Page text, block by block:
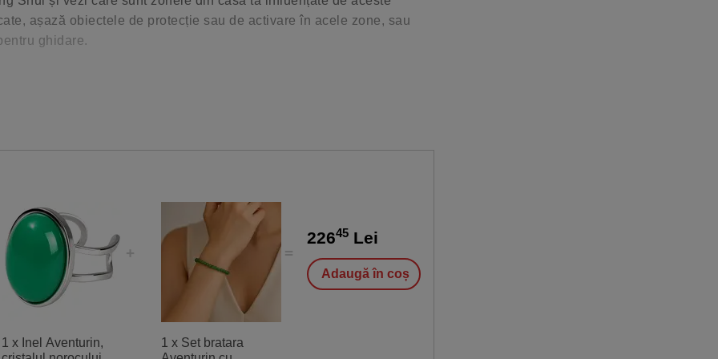
așază obiectele de protecție sau de activare în acele zone, sau
ghidare.
1 x Inel Aventurin,
1 x Set bratara
22645 Lei
Adaugă în coș